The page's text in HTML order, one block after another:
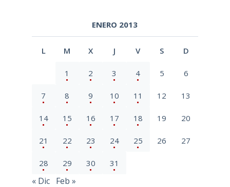
ENERO 2013
L M X J V S D
1 2 3 4 5 6
7 8 9 10 11 12 13
14 15 16 17 18 19 20
21 22 23 24 25 26 27
28 29 30 31
« Dic Feb »